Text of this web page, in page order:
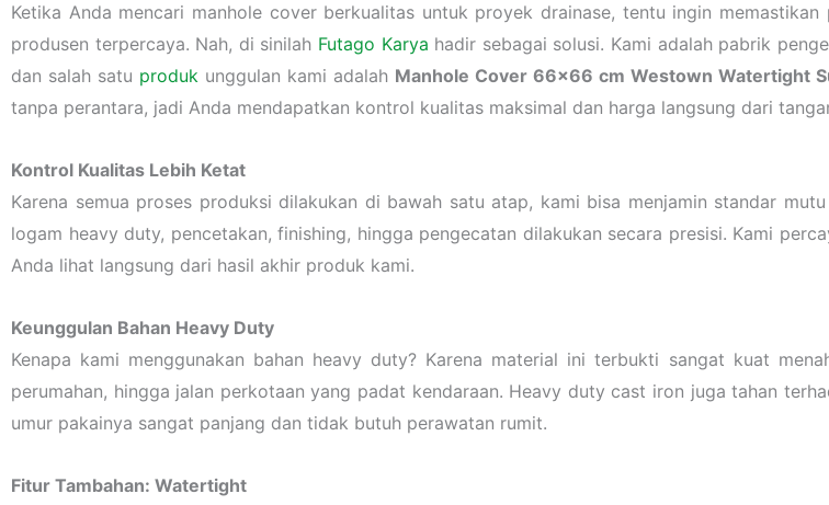
Ketika Anda mencari manhole cover berkualitas untuk proyek drainase, tentu ingin
produsen terpercaya. Nah, di sinilah Futago Karya hadir sebagai solusi. Kami adalah pabrik
dan salah satu produk unggulan kami adalah Manhole Cover 66×66 cm Westown Watertight
tanpa perantara, jadi Anda mendapatkan kontrol kualitas maksimal dan harga langsung dari
Kontrol Kualitas Lebih Ketat
Karena semua proses produksi dilakukan di bawah satu atap, kami bisa menjamin standar
logam heavy duty, pencetakan, finishing, hingga pengecatan dilakukan secara presisi. Kami
Anda lihat langsung dari hasil akhir produk kami.
Keunggulan Bahan Heavy Duty
Kenapa kami menggunakan bahan heavy duty? Karena material ini terbukti sangat kuat
perumahan, hingga jalan perkotaan yang padat kendaraan. Heavy duty cast iron juga tahan
umur pakainya sangat panjang dan tidak butuh perawatan rumit.
Fitur Tambahan: Watertight